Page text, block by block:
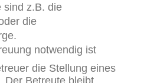
sind z.B. die
die
notwendig ist
die Stellung eines
Der Betreute bleibt